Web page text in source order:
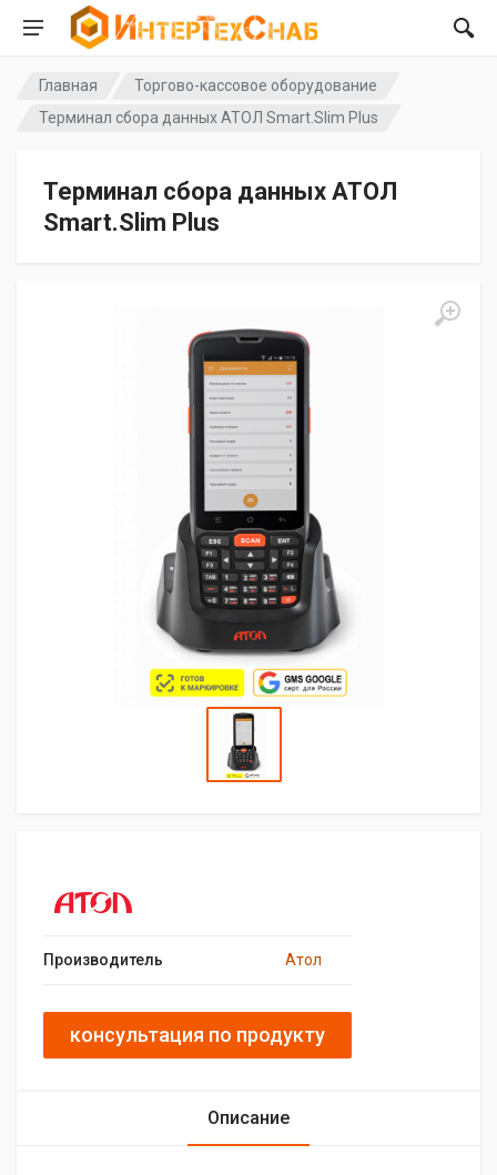
Главная
Торгово-кассовое оборудование
Терминал сбора данных АТОЛ Smart.Slim Plus
Терминал сбора данных АТОЛ
Smart.Slim Plus
Производитель Атол
консультация по продукту
Описание